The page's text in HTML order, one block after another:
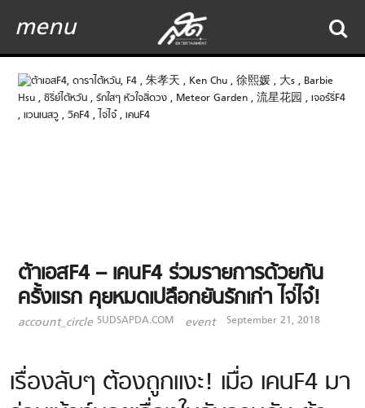
menu
ต้าเอสF4 – เคนF4 ร่วมรายการด้วยกัน
ครั้งแรก คุยหมดเปลือกยันรักเก่า ไจ่ไจ๋!
account_circle SUDSAPDA.COM event September 21, 2018
เรื่องลับๆ ต้องถูกแงะ! เมื่อ เคนF4 มา